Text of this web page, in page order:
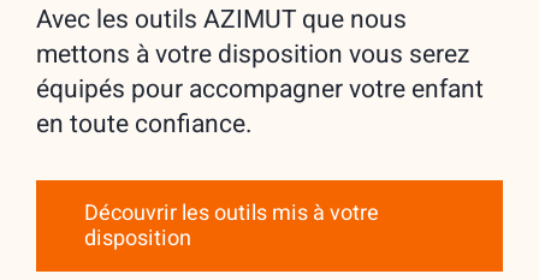
Avec les outils AZIMUT que nous
mettons à votre disposition vous serez
équipés pour accompagner votre enfant
en toute confiance.
Découvrir les outils mis à votre
disposition